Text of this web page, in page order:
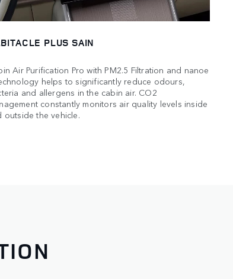
PLUS SAIN
Air Purification Pro with PM2.5 Filtration and nanoe
helps to significantly reduce odours,
and allergens in the cabin air. CO2
constantly monitors air quality levels inside
outside the vehicle.